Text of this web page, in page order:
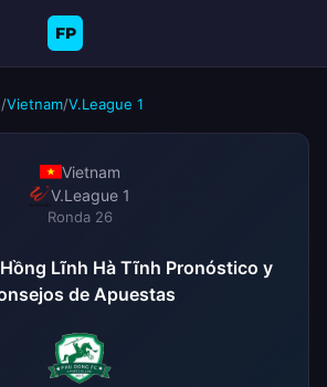
FP
/Vietnam/V.League 1
Vietnam
V.League 1
Ronda 26
Lĩnh Hà Tĩnh Pronóstico y
de Apuestas